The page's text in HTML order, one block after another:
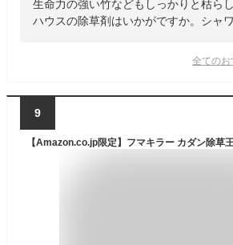
生命力の強い竹などもしっかりと枯ら
ハウスの除草剤はいかがですか。シャ
全てのお
9